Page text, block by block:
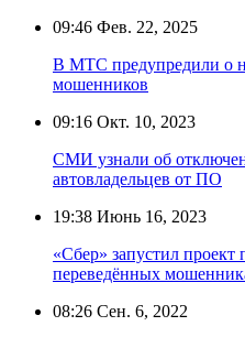
09:46 Фев. 22, 2025
В МТС предупредили о
мошенников
09:16 Окт. 10, 2023
СМИ узнали об
автовладельцев от ПО
19:38 Июнь 16, 2023
«Сбер» запустил проект
переведённых
08:26 Сен. 6, 2022